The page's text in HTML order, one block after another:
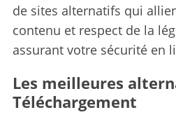
de sites alternatifs qui
contenu et respect de la
assurant votre sécurité en
Les meilleures
Téléchargement